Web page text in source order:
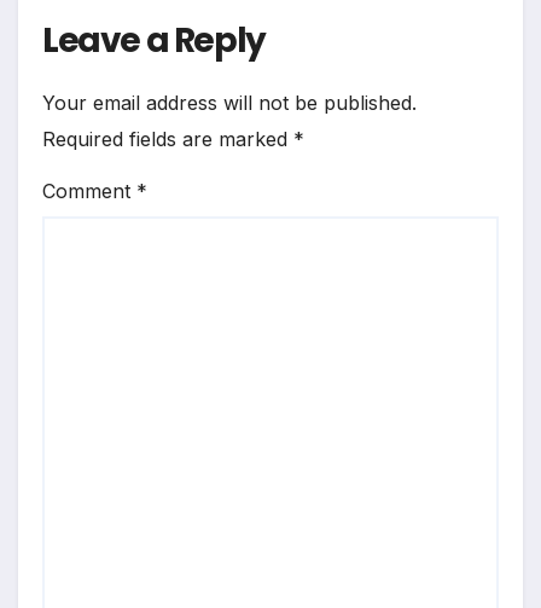
Leave a Reply
Your email address will not be published.
Required fields are marked *
Comment *